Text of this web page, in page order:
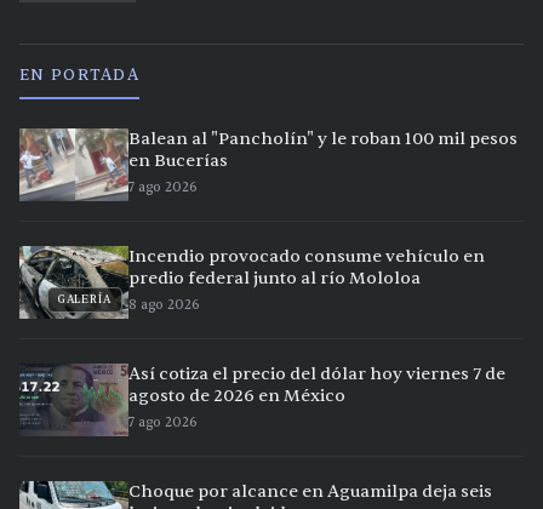
EN PORTADA
Balean al "Pancholín" y le roban 100 mil pesos
en Bucerías
7 ago 2026
GALERÍA
Incendio provocado consume vehículo en
predio federal junto al río Mololoa
8 ago 2026
Así cotiza el precio del dólar hoy viernes 7 de
agosto de 2026 en México
7 ago 2026
Choque por alcance en Aguamilpa deja seis